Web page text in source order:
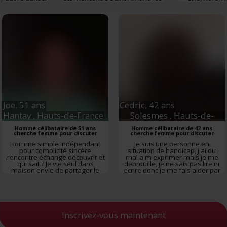
(empreintes digitales).
leur avez fournies ou qu'ils ont collectées lors de votre utilisation de leurs
manuel,je
trouver
Joe, 51 ans
Hantay , Hauts-de-France
Homme célibataire de 51 ans
cherche femme pour discuter
Homme simple indépendant
pour complicité sincère
.rencontre échange découvrir et
qui sait ? Je vie seul dans
maison envie de partager le
temp. Libre à votre écoute. Sport
Cedric, 42 ans
Solesmes , Hauts-de-
France
Homme célibataire de 42 ans
cherche femme pour discuter
Je suis une personne en
situation de handicap, j ai du
mal a m exprimer mais je me
debrouille, je ne sais pas lire ni
ecrire donc je me fais aider par
ma fille. Je souhaiterais
Hauts-de-France
Inscrivez-vous maintenant